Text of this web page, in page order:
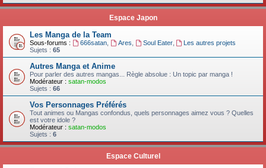
Espace Japon
Les Manga de la Team
Sous-forums : 666satan, Ares Soul Eater,
Les autres projets
Sujets : 65
Autres Manga et Anime
Pour parler des autres mangas... Règle absolue : Un topic par manga !
Modérateur : satan-modos
Sujets : 66
Vos Personnages Préférés
Tout animes ou Mangas confondus, quels personnages aimez vous ? Quelles
est votre idole ?
Modérateur : satan-modos
Sujets : 6
Espace Culturel